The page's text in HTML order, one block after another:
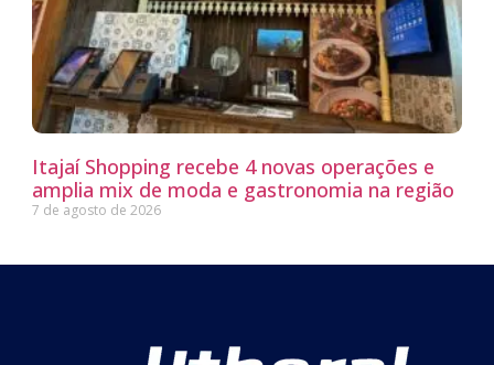
Itajaí Shopping recebe 4 novas operações e
amplia mix de moda e gastronomia na região
7 de agosto de 2026